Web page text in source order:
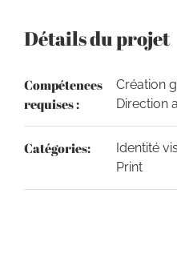
Détails du projet
Compétences
requises :
Création
Direction
Catégories:
Identité
Print